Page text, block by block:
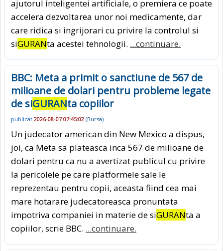
ajutorul inteligentei artificiale, o premiera ce poate
accelera dezvoltarea unor noi medicamente, dar
care ridica si ingrijorari cu privire la controlul si
siGURANta acestei tehnologii. ...continuare.
BBC: Meta a primit o sanctiune de 567 de
milioane de dolari pentru probleme legate
de siGURANta copiilor
publicat 2026-08-07 07:45:02 (Bursa)
Un judecator american din New Mexico a dispus,
joi, ca Meta sa plateasca inca 567 de milioane de
dolari pentru ca nu a avertizat publicul cu privire
la pericolele pe care platformele sale le
reprezentau pentru copii, aceasta fiind cea mai
mare hotarare judecatoreasca pronuntata
impotriva companiei in materie de siGURANta a
copiilor, scrie BBC. ...continuare.